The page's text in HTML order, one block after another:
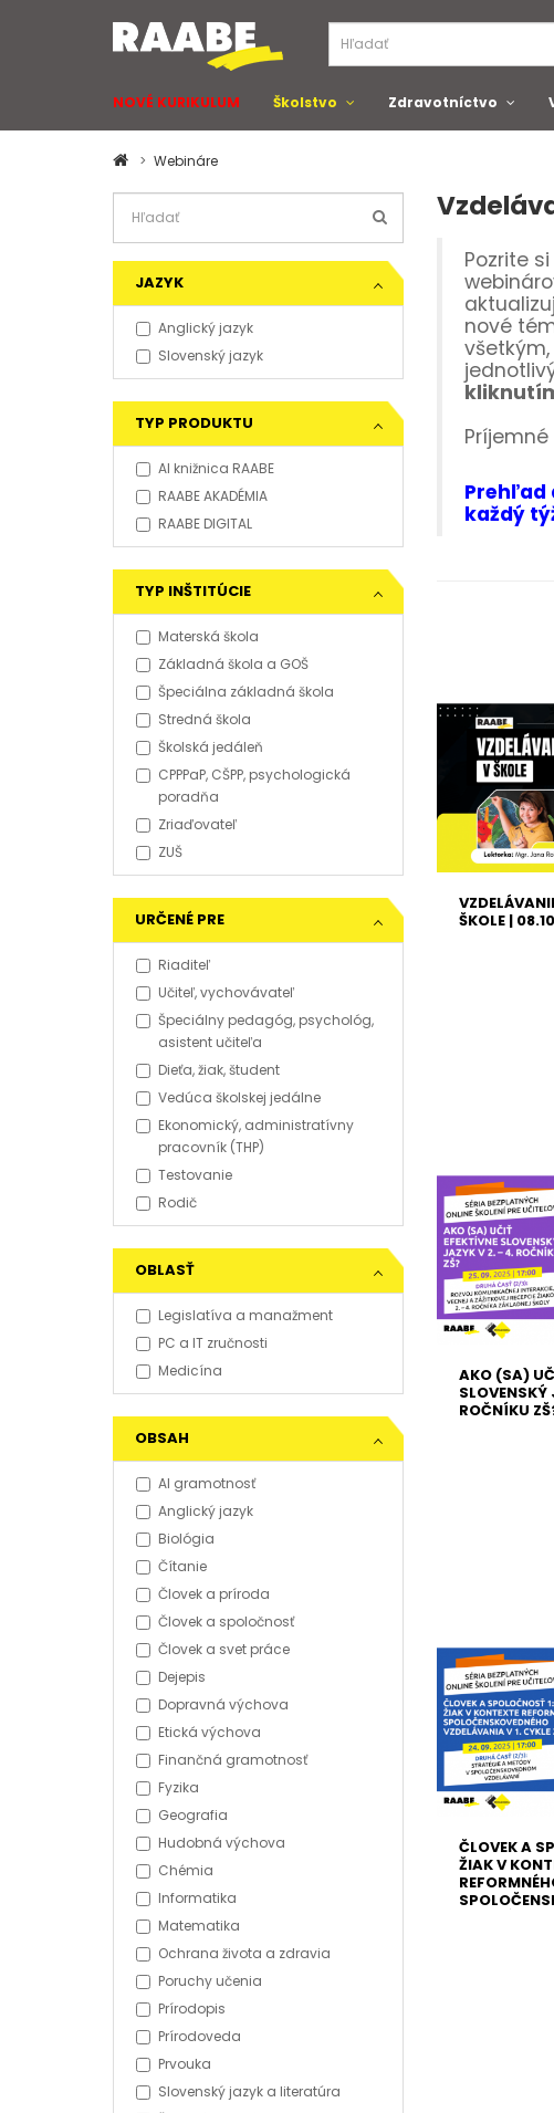
NOVÉ KURIKULUM Školstvo Zdravotníctvo
Webináre
JAZYK
Anglický jazyk
Slovenský jazyk
TYP PRODUKTU
AI knižnica RAABE
RAABE AKADÉMIA
RAABE DIGITAL
TYP INŠTITÚCIE
Materská škola
Základná škola a GOŠ
Špeciálna základná škola
Stredná škola
Školská jedáleň
CPPPaP, CŠPP, psychologická
poradňa
Zriaďovateľ
ZUŠ
URČENÉ PRE
Riaditeľ
Učiteľ, vychovávateľ
Špeciálny pedagóg, psychológ,
asistent učiteľa
Dieťa, žiak, študent
Vedúca školskej jedálne
Ekonomický, administratívny
pracovník (THP)
Testovanie
Rodič
OBLASŤ
Legislatíva a manažment
PC a IT zručnosti
Medicína
OBSAH
AI gramotnosť
Anglický jazyk
Biológia
Čítanie
Človek a príroda
Človek a spoločnosť
Človek a svet práce
Dejepis
Dopravná výchova
Etická výchova
Finančná gramotnosť
Fyzika
Geografia
Hudobná výchova
Chémia
Informatika
Matematika
Ochrana života a zdravia
Poruchy učenia
Prírodopis
Prírodoveda
Prvouka
Slovenský jazyk a literatúra
Pozrite
nové
Príjemné
Prehľad
každý
ŠKOLE |
AKO (SA)
ROČNÍKU
ČLOVEK A
ŽIAK V